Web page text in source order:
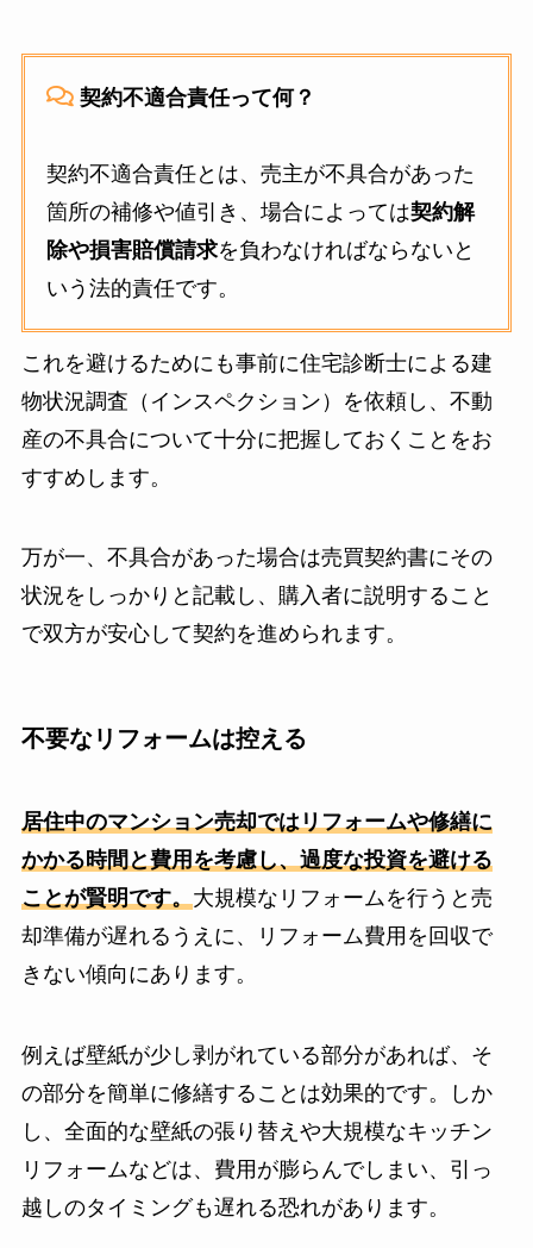
契約不適合責任って何？
契約不適合責任とは、売主が不具合があった
箇所の補修や値引き、場合によっては契約解
除や損害賠償請求を負わなければならないと
いう法的責任です。
これを避けるためにも事前に住宅診断士による建
物状況調査（インスペクション）を依頼し、不動
産の不具合について十分に把握しておくことをお
すすめします。
万が一、不具合があった場合は売買契約書にその
状況をしっかりと記載し、購入者に説明すること
で双方が安心して契約を進められます。
不要なリフォームは控える
居住中のマンション売却ではリフォームや修繕に
かかる時間と費用を考慮し、過度な投資を避ける
ことが賢明です。 大規模なリフォームを行うと売
却準備が遅れるうえに、リフォーム費用を回収で
きない傾向にあります。
例えば壁紙が少し剥がれている部分があれば、そ
の部分を簡単に修繕することは効果的です。しか
し、全面的な壁紙の張り替えや大規模なキッチン
リフォームなどは、費用が膨らんでしまい、引っ
越しのタイミングも遅れる恐れがあります。